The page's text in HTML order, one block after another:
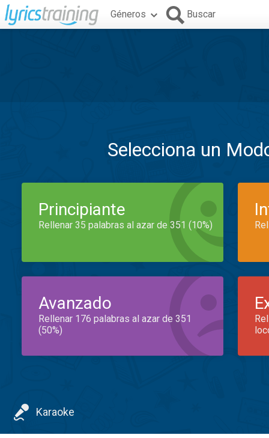
Géneros Buscar
Selecciona un
Principiante
Rellenar 35 palabras al azar de 351 (10%)
Avanzado
Rellenar 176 palabras al azar de 351
(50%)
Karaoke